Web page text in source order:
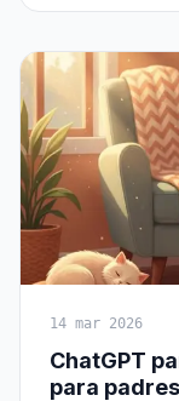
14 mar 2026
ChatGPT
para